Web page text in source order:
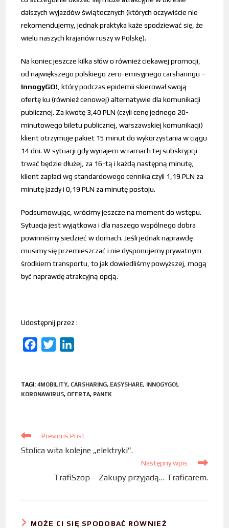
dalszych wyjazdów świątecznych (których oczywiście nie
rekomendujemy, jednak praktyka każe spodziewać się, że
wielu naszych krajanów ruszy w Polskę).
Na koniec jeszcze kilka słów o również ciekawej promocji,
od największego polskiego zero-emisyjnego carsharingu –
InnogyGO! , który podczas epidemii skierował swoją
ofertę ku (również cenowej) alternatywie dla komunikacji
publicznej. Za kwotę 3,40 PLN (czyli cenę jednego 20-
minutowego biletu publicznej, warszawskiej komunikacji)
klient otrzymuje pakiet 15 minut do wykorzystania w ciągu
14 dni. W sytuacji gdy wynajem w ramach tej subskrypcji
trwać będzie dłużej, za 16-tą i każdą następną minutę,
klient zapłaci wg standardowego cennika czyli 1,19 PLN za
minutę jazdy i 0,19 PLN za minutę postoju.
Podsumowując, wrócimy jeszcze na moment do wstępu.
Sytuacja jest wyjątkowa i dla naszego wspólnego dobra
powinniśmy siedzieć w domach. Jeśli jednak naprawdę
musimy się przemieszczać i nie dysponujemy prywatnym
środkiem transportu, to jak dowiedliśmy powyższej, mogą
być naprawdę atrakcyjną opcją.
Udostępnij przez :
e
t
k
TAGI:4MOBILITY, CARSHARING, EASYSHARE, INNOGYGO!,
KORONAWIRUS, OFERTA, PANEK
Previous Post
Stolica wita kolejne „elektryki”.
Następny wpis
TrafiSzop – Zakupy przyjadą… Traficarem.
MOŻE CI SIĘ SPODOBAĆ RÓWNIEŻ